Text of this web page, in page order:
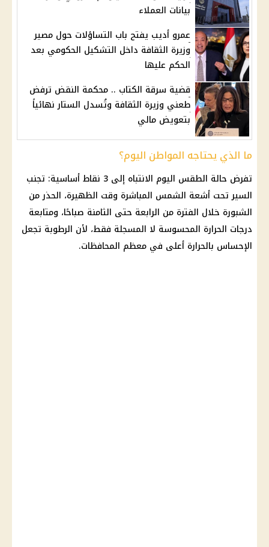
بيانات العملاء
عمرو أديب يفتح باب التساؤلات حول مصير
وزيرة الثقافة داخل التشكيل الحكومي بعد
الحكم عليها
قضية سرقة الكتاب .. محكمة النقض ترفض
طعني وزيرة الثقافة وتُسدل الستار نهائياً
بتعويض مالي
ما الذي يحتاجه المواطن اليوم؟
تفرض حالة الطقس اليوم
الانتباه إلى 3 نقاط أساسية: تجنب
السير تحت أشعة الشمس المباشرة وقت الظهيرة، الحذر من
الشبورة خلال الفترة من الرابعة حتى الثامنة صباحًا، ومتابعة
درجات الحرارة المحسوسة لا المسجلة فقط، لأن الرطوبة تجعل
الإحساس بالحرارة أعلى في معظم المحافظات.